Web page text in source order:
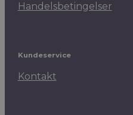
Handelsbetingelser
Kundeservice
Kontakt